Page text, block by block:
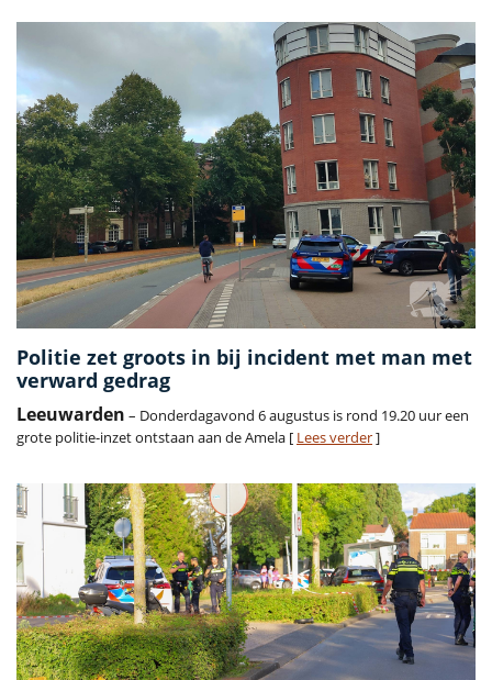
Politie zet groots in bij incident met man met
verward gedrag
Leeuwarden – Donderdagavond 6 augustus is rond 19.20 uur een
grote politie-inzet ontstaan aan de Amela [ Lees verder]